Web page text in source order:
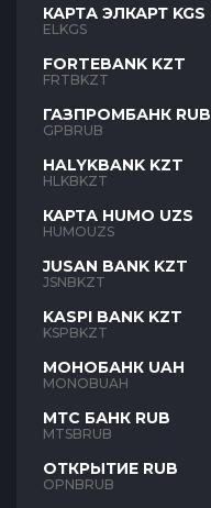
КАРТА ЭЛКАРТ KGS
ELKGS
FORTEBANK KZT
FRTBKZT
ГАЗПРОМБАНК RUB
GPBRUB
HALYKBANK KZT
HLKBKZT
КАРТА HUMO UZS
HUMOUZS
JUSAN BANK KZT
JSNBKZT
KASPI BANK KZT
KSPBKZT
МОНОБАНК UAH
MONOBUAH
МТС БАНК RUB
MTSBRUB
ОТКРЫТИЕ RUB
OPNBRUB